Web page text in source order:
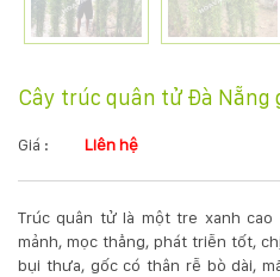
CÂY
LIÊN
HỆ
Cây trúc quân tử Đà Nẵng
Giá : Liên hệ
Trúc quân tử là một tre xanh
mảnh, mọc thẳng, phát triễn tốt,
bụi thưa, gốc có thân rễ bò dài,